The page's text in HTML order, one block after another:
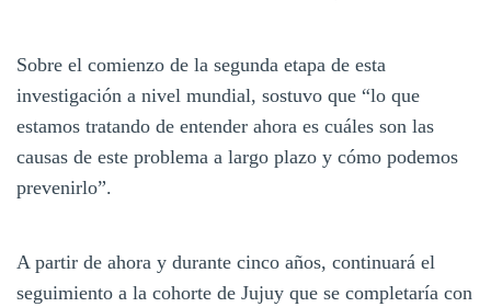
Sobre el comienzo de la segunda etapa de esta
investigación a nivel mundial, sostuvo que “lo que
estamos tratando de entender ahora es cuáles son las
causas de este problema a largo plazo y cómo podemos
prevenirlo”.
A partir de ahora y durante cinco años, continuará el
seguimiento a la cohorte de Jujuy que se completaría con